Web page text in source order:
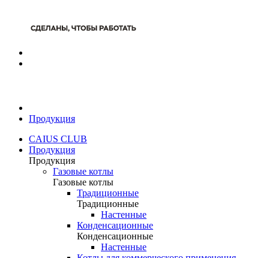
Продукция
CAIUS CLUB
Продукция
Продукция
Газовые котлы
Газовые котлы
Традиционные
Традиционные
Настенные
Конденсационные
Конденсационные
Настенные